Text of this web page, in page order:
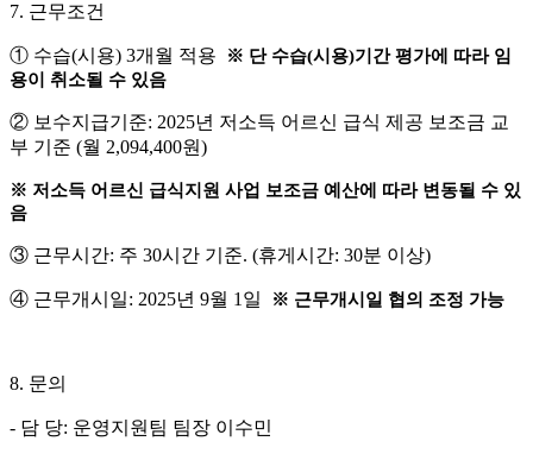
7. 근무조건
① 수습(시용) 3개월 적용 ※ 단 수습(시용)기간 평가에 따라 임
용이 취소될 수 있음
② 보수지급기준: 2025년 저소득 어르신 급식 제공 보조금 교
부 기준 (월 2,094,400원)
※ 저소득 어르신 급식지원 사업 보조금 예산에 따라 변동될 수 있
음
③ 근무시간: 주 30시간 기준. (휴게시간: 30분 이상)
④ 근무개시일: 2025년 9월 1 일 ※ 근무개시일 협의 조정 가능
8. 문의
- 담 당: 운영지원팀 팀장 이수민